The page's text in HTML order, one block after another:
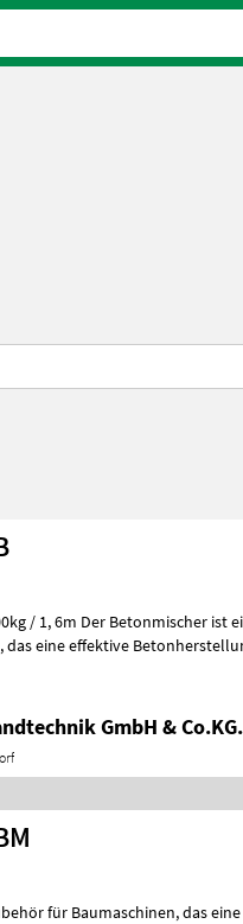
ist ein
GmbH & Co.KG.
für Baumaschinen, das eine